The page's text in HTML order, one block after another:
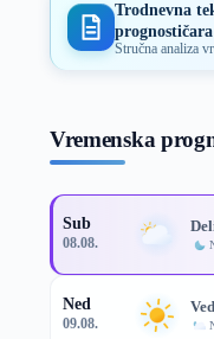
Trodnevna
Stručna analiza
Vremenska
Sub
08.08.
Ned
09.08.